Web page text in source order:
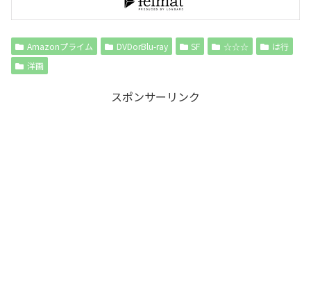
Amazonプライム DVDorBlu-ray SF ☆☆☆
は行
洋画
スポンサーリンク